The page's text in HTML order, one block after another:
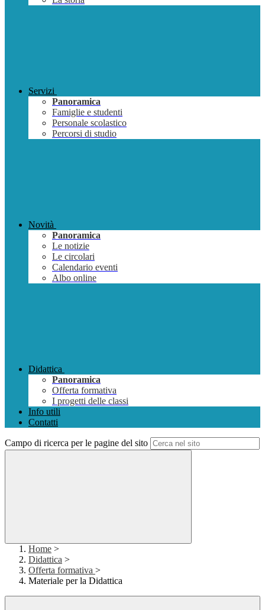
Servizi
Panoramica
Famiglie e studenti
Personale scolastico
Percorsi di studio
Novità
Panoramica
Le notizie
Le circolari
Calendario eventi
Albo online
Didattica
Panoramica
Offerta formativa
I progetti delle classi
Info utili
Contatti
Campo di ricerca per le pagine del sito
Home >
Didattica >
Offerta formativa >
Materiale per la Didattica